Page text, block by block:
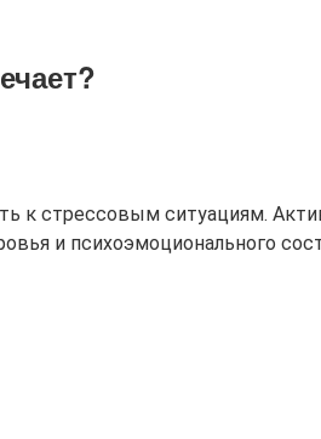
к стрессовым ситуациям.
и психоэмоционального